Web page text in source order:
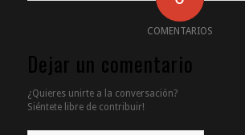
COMENTARIOS
Dejar un comentario
¿Quieres unirte a la conversación?
Siéntete libre de contribuir!